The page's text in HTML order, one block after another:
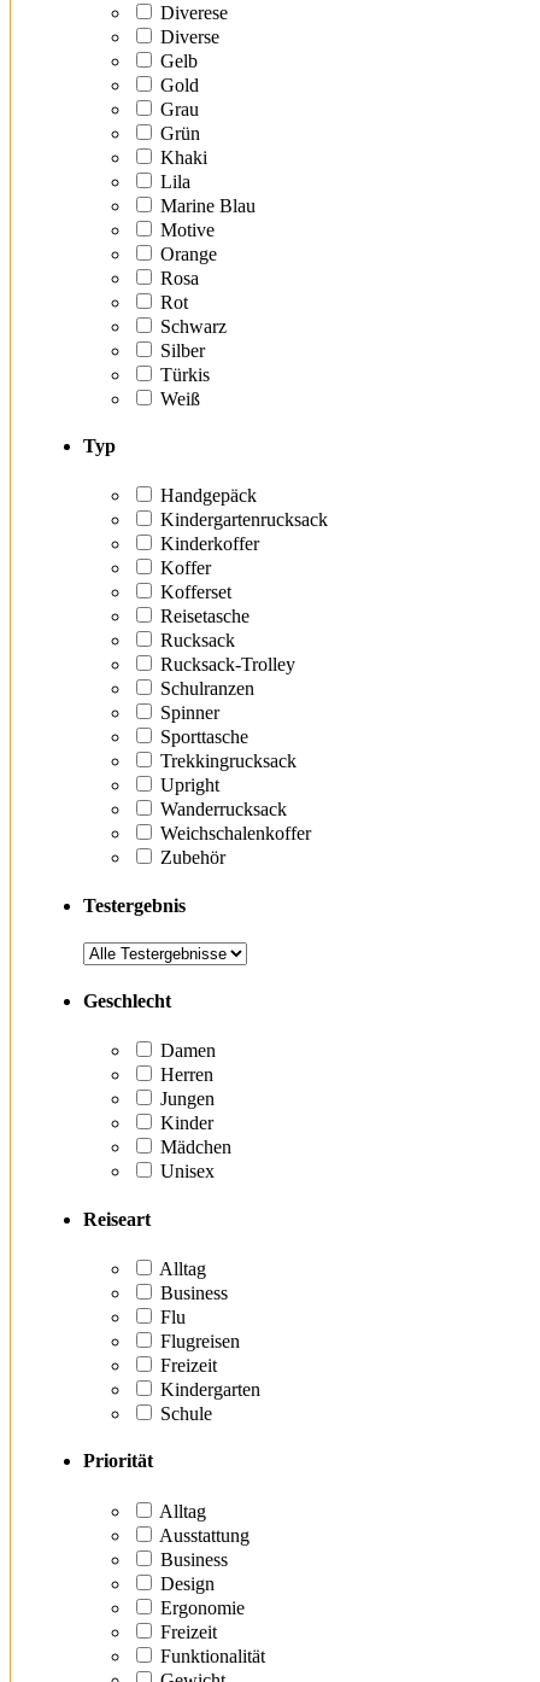
Diverese
Diverse
Gelb
Gold
Grau
Grün
Khaki
Lila
Marine Blau
Motive
Orange
Rosa
Rot
Schwarz
Silber
Türkis
Weiß
Typ
Handgepäck
Kindergartenrucksack
Kinderkoffer
Koffer
Kofferset
Reisetasche
Rucksack
Rucksack-Trolley
Schulranzen
Spinner
Sporttasche
Trekkingrucksack
Upright
Wanderrucksack
Weichschalenkoffer
Zubehör
Testergebnis
Geschlecht
Damen
Herren
Jungen
Kinder
Mädchen
Unisex
Reiseart
Alltag
Business
Flu
Flugreisen
Freizeit
Kindergarten
Schule
Priorität
Alltag
Ausstattung
Business
Design
Ergonomie
Freizeit
Funktionalität